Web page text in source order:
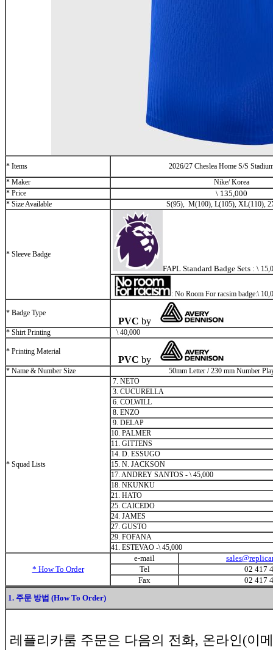
* Items
2026/27 Cheslea Home S/S
* Maker
Nike/ Korea
* Price
\ 135,000
* Size Available S(95), M(100), L(105), XL(110),
* Sleeve Badge
FAPL Standard Badge Sets : \ 15
: No Room For racsim badge:\
* Badge Type
PVC by
* Shirt Printing \40,000
* Printing Material
PVC by
* Name & Number Size 50mm Letter / 230 mm Number
* Squad Lists
7. NETO
3. CUCURELLA
6. COLWILL
8. ENZO
9. DELAP
10. PALMER
11. GITTENS
14. D. ESSUGO
15. N. JACKSON
17. ANDREY SANTOS - \45,000
18. NKUNKU
21. HATO
25. CAICEDO
24. JAMES
27. GUSTO
29. FOFANA
41. ESTEVAO -\45,000
* How To Order
e-mail
Tel
02 417
Fax
02 417
1. 주문 방법 (How To Order)
레플리카룸 주문은 다음의 전화, 온라인(이